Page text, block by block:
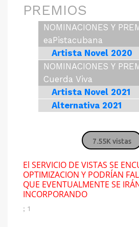
PREMIOS
NOMINACIONES Y
eaPistacubana
Artista Novel 2020
NOMINACIONES Y
Cuerda Viva
Artista Novel 2021
Alternativa 2021
7.55K vistas
El SERVICIO DE VISTAS SE
OPTIMIZACION Y PODRÍAN
QUE EVENTUALMENTE SE
INCORPORANDO
; 1